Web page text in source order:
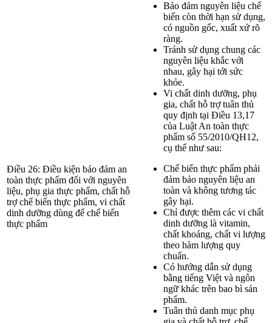
Điều 26: Điều kiện bảo đảm an
toàn thực phẩm đối với nguyên
liệu, phụ gia thực phẩm, chất hỗ
trợ chế biến thực phẩm, vi chất
dinh dưỡng dùng để chế biến
thực phẩm
Bảo đảm nguyên liệu chế
biến còn thời hạn sử dụng,
có nguồn gốc, xuất xứ rõ
ràng.
Tránh sử dụng chung các
nguyên liệu khắc với
nhau, gây hại tới sức
khỏe.
Vi chất dinh dưỡng, phụ
gia, chất hỗ trợ tuân thủ
quy định tại Điều 13,17
của Luật An toàn thực
phẩm số 55/2010/QH12,
cụ thể như sau:
Chế biến thực phẩm phải
đảm bảo nguyên liệu an
toàn và không tương tác
gây hại.
Chỉ được thêm các vi chất
dinh dưỡng là vitamin,
chất khoáng, chất vi lượng
theo hàm lượng quy
chuẩn.
Có hướng dẫn sử dụng
bằng tiếng Việt và ngôn
ngữ khác trên bao bì sản
phẩm.
Tuân thủ danh mục phụ